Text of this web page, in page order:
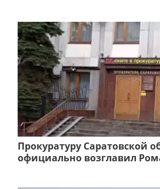
Прокуратуру Саратовской
официально возглавил